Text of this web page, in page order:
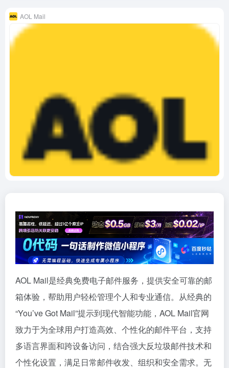
AOL Mail
AOL Mail是经典免费电子邮件服务，提供安全可靠的邮
箱体验，帮助用户轻松管理个人和专业通信。从经典的
“You’ve Got Mail”提示到现代智能功能，AOL Mail官网
致力于为全球用户打造高效、个性化的邮件平台，支持
多语言界面和跨设备访问，结合强大反垃圾邮件技术和
个性化设置，满足日常邮件收发、组织和安全需求。无